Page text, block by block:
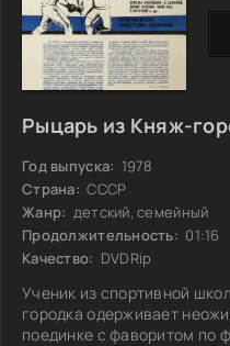
Рыцарь из Княж-
Год выпуска: 1978
Страна: СССР
Жанр: детский, семейный
Продолжительность: 01:16
Качество: DVDRip
Ученик из спортивной
городка одерживает
поединке с фаворитом по